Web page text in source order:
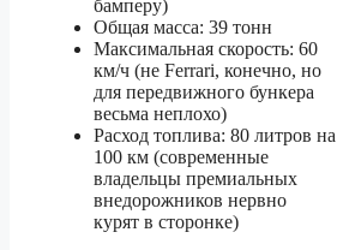
бамперу)
Общая масса: 39 тонн
Максимальная скорость: 60
км/ч (не Ferrari, конечно, но
для передвижного бункера
весьма неплохо)
Расход топлива: 80 литров на
100 км (современные
владельцы премиальных
внедорожников нервно
курят в сторонке)